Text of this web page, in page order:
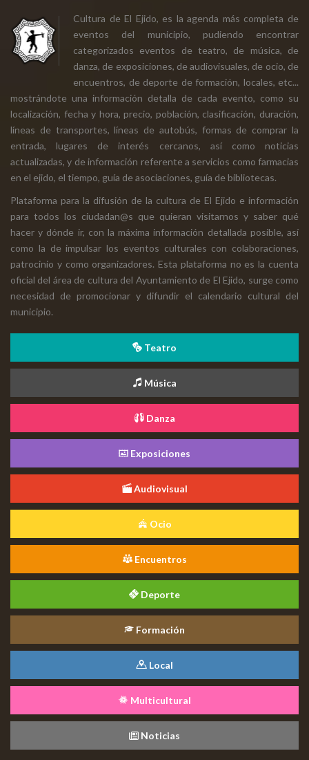
Cultura de El Ejido, es la agenda más completa de
eventos del municipio, pudiendo encontrar
categorizados eventos de teatro, de música, de
danza, de exposiciones, de audiovisuales, de ocio, de
encuentros, de deporte de formación, locales, etc...
mostrándote una información detalla de cada evento, como su
localización, fecha y hora, precio, población, clasificación, duración,
líneas de transportes, líneas de autobús, formas de comprar la
entrada, lugares de interés cercanos, así como noticias
actualizadas, y de información referente a servicios como farmacias
en el ejido, el tiempo, guía de asociaciones, guía de bibliotecas.
Plataforma para la difusión de la cultura de El Ejido e información
para todos los ciudadan@s que quieran visitarnos y saber qué
hacer y dónde ir, con la máxima información detallada posible, así
como la de impulsar los eventos culturales con colaboraciones,
patrocinio y como organizadores. Esta plataforma no es la cuenta
oficial del área de cultura del Ayuntamiento de El Ejido, surge como
necesidad de promocionar y difundir el calendario cultural del
municipio.
Teatro
Música
Danza
Exposiciones
Audiovisual
Ocio
Encuentros
Deporte
Formación
Local
Multicultural
Noticias